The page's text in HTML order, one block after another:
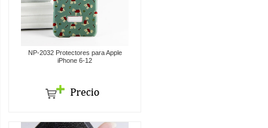
NP-2032 Protectores para Apple
iPhone 6-12